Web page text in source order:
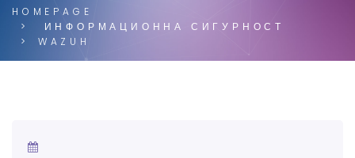
HOMEPAGE
ИНФОРМАЦИОННА СИГУРНОСТ
WAZUH